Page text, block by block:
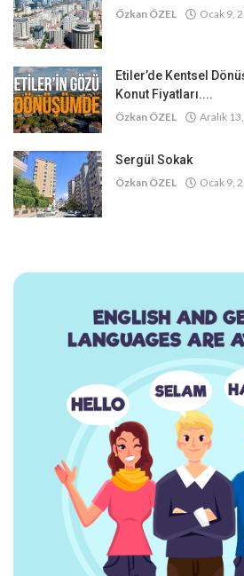
Özkan ÖZEL Ocak 9,
Etiler’de Kentsel
Konut Fiyatları....
Özkan ÖZEL Aralık
Sergül Sokak
Özkan ÖZEL Ocak 9,